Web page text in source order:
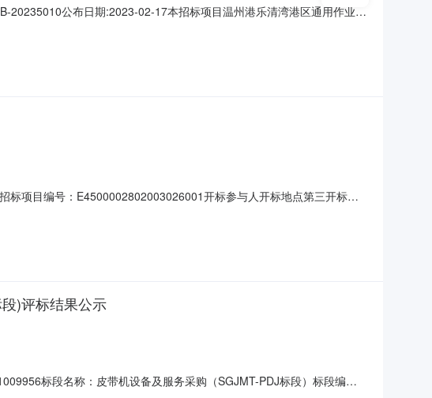
20235010公布日期:2023-02-17本招标项目温州港乐清湾港区通用作业区
日。投标人和其他利害关系人对评标结果有异议的，应当在公示期间先
项目编号：E4500002802003026001开标参与人开标地点第三开标室
历天;质
)评标结果公示
标段名称：皮带机设备及服务采购（SGJMT-PDJ标段）标段编